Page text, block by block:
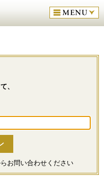
、
お問い合わせください